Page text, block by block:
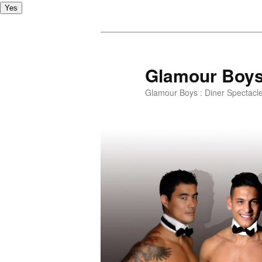
Yes
Glamour
Glamour Boys : Diner